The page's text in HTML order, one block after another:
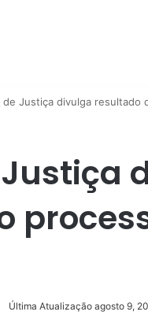
de Justiça divulga
Última Atualização agosto 9,